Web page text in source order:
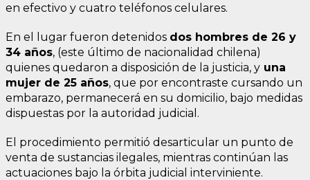
en efectivo y cuatro teléfonos celulares.
En el lugar fueron detenidos dos hombres de 26 y
34 años, (este último de nacionalidad chilena)
quienes quedaron a disposición de la justicia, y una
mujer de 25 años, que por encontraste cursando un
embarazo, permanecerá en su domicilio, bajo medidas
dispuestas por la autoridad judicial.
El procedimiento permitió desarticular un punto de
venta de sustancias ilegales, mientras continúan las
actuaciones bajo la órbita judicial interviniente.